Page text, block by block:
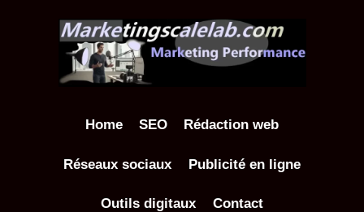
Home SEO Rédaction web
Réseaux sociaux Publicité en ligne
Outils digitaux Contact